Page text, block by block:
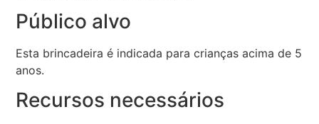
Público alvo
Esta brincadeira é indicada para crianças acima de 5
anos.
Recursos necessários